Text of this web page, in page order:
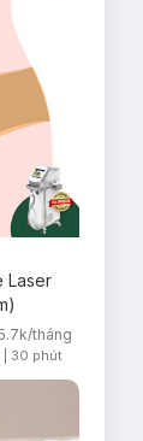
Laser
tháng
30 phút